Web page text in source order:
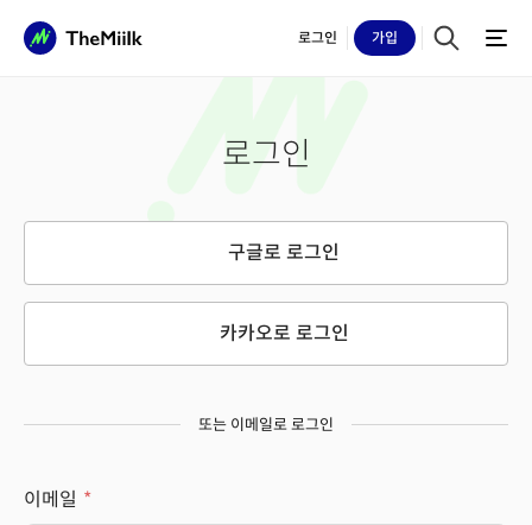
로그인 가입
로그인
구글로 로그인
카카오로 로그인
또는 이메일로 로그인
이메일